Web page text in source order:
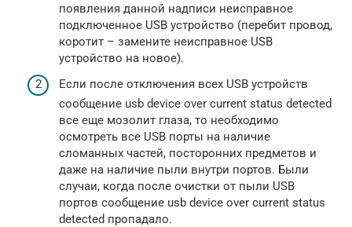
появления данной надписи неисправное
подключенное USB устройство (перебит провод,
коротит – замените неисправное USB
устройство на новое).
Если после отключения всех USB устройств
сообщение usb device over current status detected
все еще мозолит глаза, то необходимо
осмотреть все USB порты на наличие
сломанных частей, посторонних предметов и
даже на наличие пыли внутри портов. Были
случаи, когда после очистки от пыли USB
портов сообщение usb device over current status
detected пропадало.